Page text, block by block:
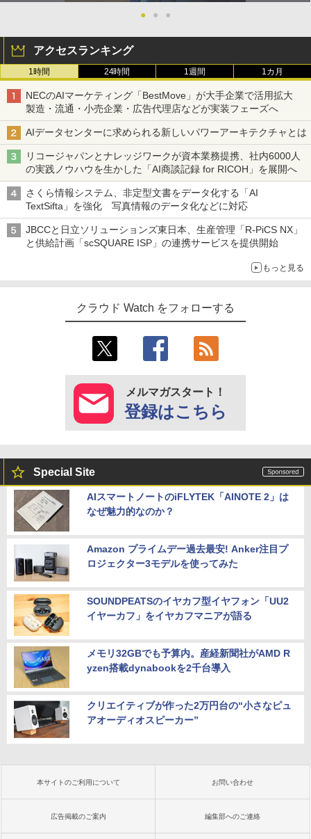
●
● ●
アクセスランキング
1時間 24時間 1週間 1カ月
NECのAIマーケティング「BestMove」が大手企業で活用拡大
製造・流通・小売企業・広告代理店などが実装フェーズへ
AIデータセンターに求められる新しいパワーアーキテクチャとは
リコージャパンとナレッジワークが資本業務提携、社内6000人
の実践ノウハウを生かした「AI商談記録 for RICOH」を展開へ
さくら情報システム、非定型文書をデータ化する「AI
TextSifta」を強化 写真情報のデータ化などに対応
JBCCと日立ソリューションズ東日本、生産管理「R-PiCS NX」
と供給計画「scSQUARE ISP」の連携サービスを提供開始
もっと見る
クラウド Watch をフォローする
メルマガスタート！
登録はこちら
Special Site
AIスマートノートのiFLYTEK「AINOTE 2」は
なぜ魅力的なのか？
Amazon プライムデー過去最安! Anker注目プ
ロジェクター3モデルを使ってみた
SOUNDPEATSのイヤカフ型イヤフォン「UU2
イヤーカフ」をイヤカフマニアが語る
メモリ32GBでも予算内。産経新聞社がAMD R
yzen搭載dynabookを2千台導入
クリエイティブが作った2万円台の“小さなピュ
アオーディオスピーカー”
本サイトのご利用について お問い合わせ
広告掲載のご案内 編集部へのご連絡